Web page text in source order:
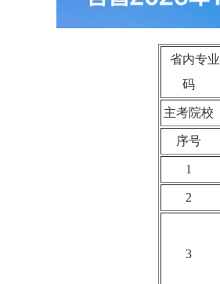
省内专业
码
主考院校
序号
1
2
3